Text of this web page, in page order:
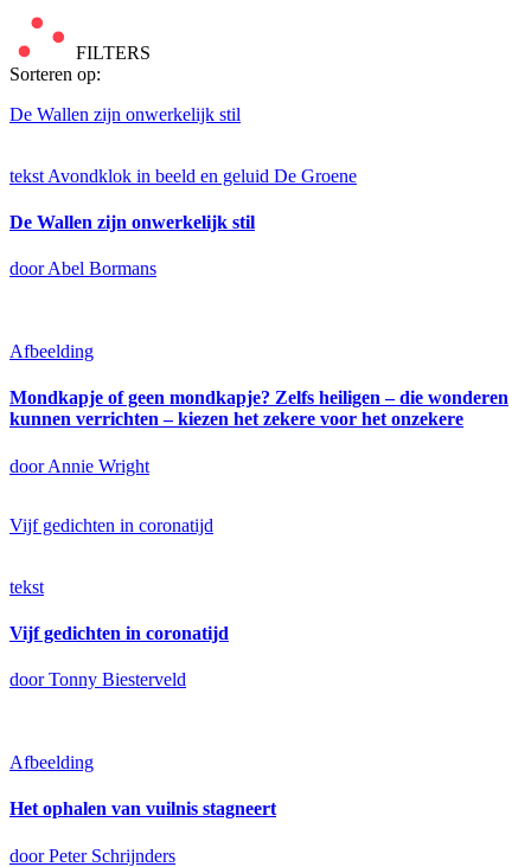
FILTERS
Sorteren op:
De Wallen zijn onwerkelijk stil
tekst Avondklok in beeld en geluid De Groene
De Wallen zijn onwerkelijk stil
door Abel Bormans
Afbeelding
Mondkapje of geen mondkapje? Zelfs heiligen – die wonderen
kunnen verrichten – kiezen het zekere voor het onzekere
door Annie Wright
Vijf gedichten in coronatijd
tekst
Vijf gedichten in coronatijd
door Tonny Biesterveld
Afbeelding
Het ophalen van vuilnis stagneert
door Peter Schrijnders